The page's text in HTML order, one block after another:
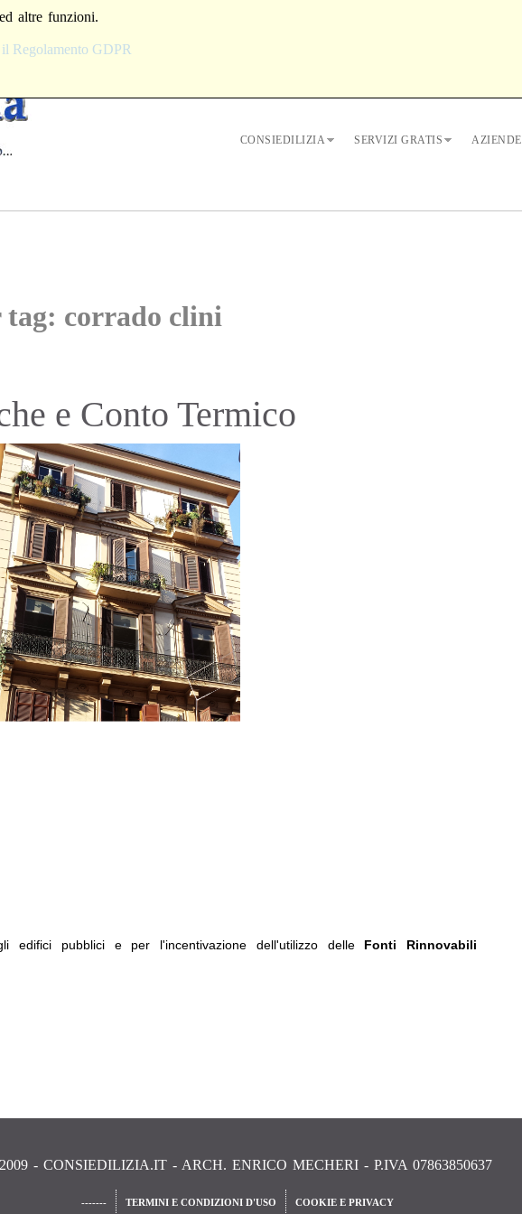
CONSIEDILIZIA SERVIZI GRATIS AZIENDE
corrado clini
e Conto Termico
edifici pubblici e per l'incentivazione dell'utilizzo delle Fonti Rinnovabili
- CONSIEDILIZIA.IT - ARCH. ENRICO MECHERI - P.IVA 07863850637
------- TERMINI E CONDIZIONI D'USO COOKIE E PRIVACY
altre funzioni.
Regolamento GDPR